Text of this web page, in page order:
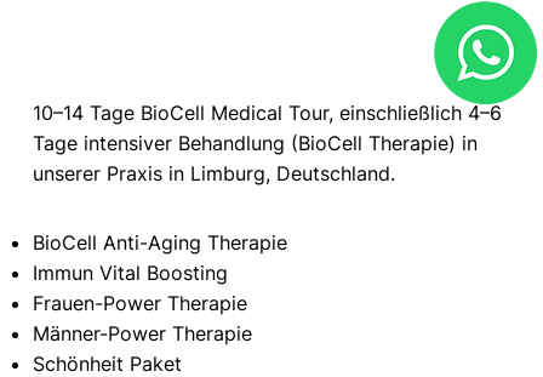
10–14 Tage BioCell Medical Tour, einschließlich 4–6
Tage intensiver Behandlung (BioCell Therapie) in
unserer Praxis in Limburg, Deutschland.
BioCell Anti-Aging Therapie
Immun Vital Boosting
Frauen-Power Therapie
Männer-Power Therapie
Schönheit Paket